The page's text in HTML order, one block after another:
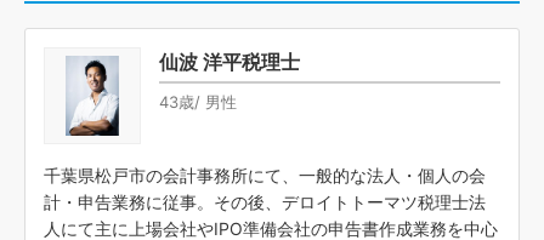
仙波 洋平税理士
43歳/ 男性
千葉県松戸市の会計事務所にて、一般的な法人・個人の会
計・申告業務に従事。その後、デロイトトーマツ税理士法
人にて主に上場会社やIPO準備会社の申告書作成業務を中心